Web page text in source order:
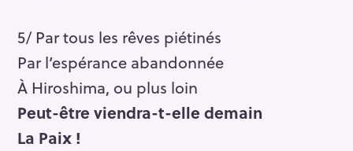
5/ Par tous les rêves piétinés
Par l’espérance abandonnée
À Hiroshima, ou plus loin
Peut-être viendra-t-elle demain
La Paix !